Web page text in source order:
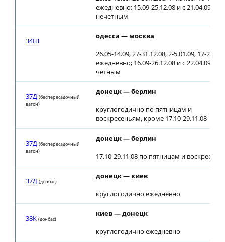
ежедневно; 15.09-25.12.08 и с 21.04.09 по
нечетным
34Ш
одесса — москва
26.05-14.09, 27-31.12.08, 2-5.01.09, 17-
ежедневно; 16.09-26.12.08 и с 22.04.09 по
четным
37Д (беспересадочный
вагон)
донецк — берлин
круглогодично по пятницам и
воскресеньям, кроме 17.10-29.11.08
37Д (беспересадочный
вагон)
донецк — берлин
17.10-29.11.08 по пятницам и
37Д (донбас)
донецк — киев
круглогодично ежедневно
38К (донбас)
киев — донецк
круглогодично ежедневно